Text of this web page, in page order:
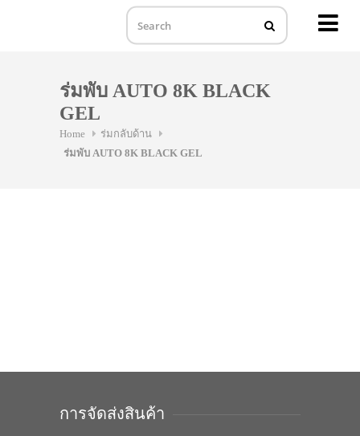
ร่มพับ AUTO 8K BLACK
GEL
Home
ร่มกลับด้าน
ร่มพับ AUTO 8K BLACK GEL
การจัดส่งสินค้า